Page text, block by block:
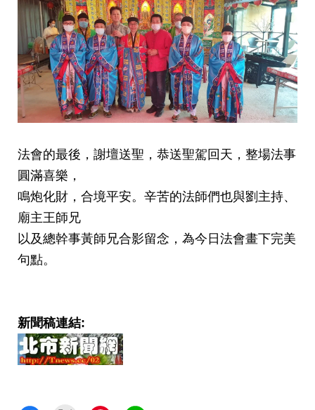
法會的最後，謝壇送聖，恭送聖駕回天，整場法事
圓滿喜樂，
鳴炮化財，合境平安。辛苦的法師們也與劉主持、
廟主王師兄
以及總幹事黃師兄合影留念，為今日法會畫下完美
句點。
新聞稿連結: